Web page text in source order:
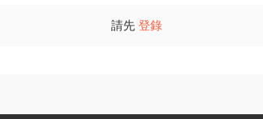
請先 登錄